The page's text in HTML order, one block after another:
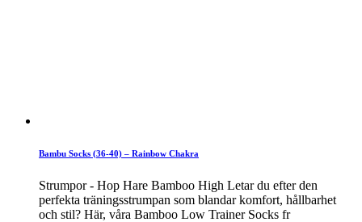
Bambu Socks (36-40) – Rainbow Chakra
Strumpor - Hop Hare Bamboo High Letar du efter den
perfekta träningsstrumpan som blandar komfort, hållbarhet
och stil? Här, våra Bamboo Low Trainer Socks fr